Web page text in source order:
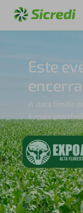
Este
A data limite
é mais